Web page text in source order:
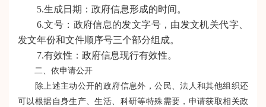
5.生成日期：政府信息形成的时间。
6.文号：政府信息的发文字号，由发文机关代字、
发文年份和文件顺序号三个部分组成。
7.有效性：政府信息现行有效性。
二、依申请公开
除上述主动公开的政府信息外，公民、法人和其他组织还
可以根据自身生产、生活、科研等特殊需要，申请获取相关政